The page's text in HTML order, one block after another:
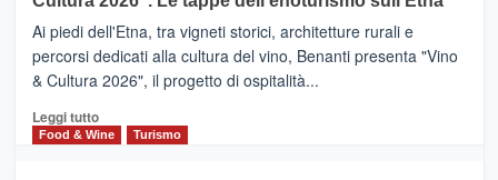
Alcantara
nei
primi
nella
classifica
SAN
DOMENICO
PALACE
TAORMINA,
UN
HOTEL
FOUR
Ai piedi dell'Etna, tra vigneti storici, architetture rurali e
percorsi dedicati alla cultura del vino, Benanti presenta "Vino
& Cultura 2026", il progetto di ospitalità...
Leggi tuttoLeggi
di
Food & Wine Turismo